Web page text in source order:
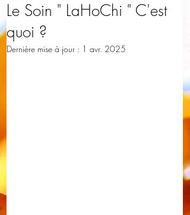
Le Soin " LaHoChi " C'est
quoi ?
Dernière mise à jour : 1 avr. 2025